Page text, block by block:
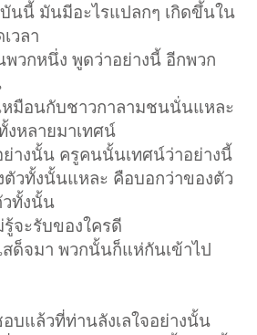
นนี้ มันมีอะไรแปลกๆ เกิดขึ้นใน
วลา
พวกหนึ่ง พูดว่าอย่างนี้ อีกพวก
เหมือนกับชาวกาลามชนนั่นแหละ
งหลายมาเทศน์
างนั้น ครูคนนั้นเทศน์ว่าอย่างนี้
ตัวทั้งนั้นแหละ คือบอกว่าของตัว
วทั้งนั้น
จะรับของใครดี
สด็จมา พวกนั้นก็แห่กันเข้าไป
บแล้วที่ท่านลังเลใจอย่างนั้น